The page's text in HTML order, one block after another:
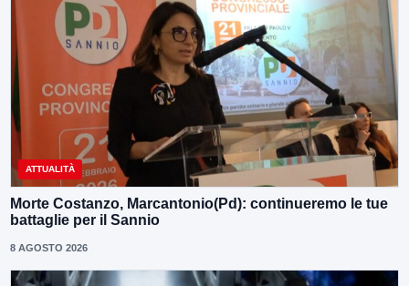
ATTUALITÀ
Morte Costanzo, Marcantonio(Pd): continueremo le tue
battaglie per il Sannio
8 AGOSTO 2026